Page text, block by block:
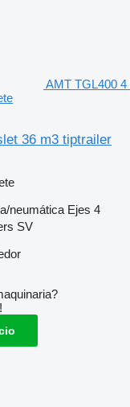
AMT TGL400
36 m3 tiptrailer
neumática Ejes 4
SV